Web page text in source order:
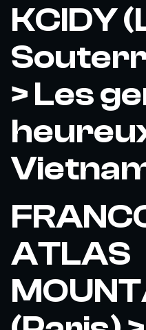
KCIDY
> Les
ATLAS